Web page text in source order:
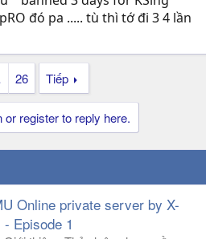
đó pa ..... tù thì tớ đi 3 4 lần
26 Tiếp
or register to reply here.
Online private server by X-
Episode 1